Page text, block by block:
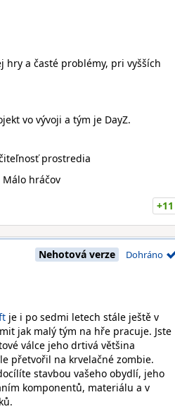
a časté problémy, pri vyšších
vo vývoji a tým je DayZ.
prostredia
hráčov
+11
Nehotová verze Dohráno
je i po sedmi letech stále ještě v
jak malý tým na hře pracuje. Jste
válce jeho drtivá většina
přetvořil na krvelačné zombie.
stavbou vašeho obydlí, jeho
komponentů, materiálu a v